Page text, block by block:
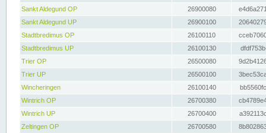
Sankt Aldegund OP
26900080
Sankt Aldegund UP
26900100
Stadtbredimus OP
26100110
Stadtbredimus UP
26100130
Trier OP
26500080
Trier UP
26500100
Wincheringen
26100140
Wintrich OP
26700380
Wintrich UP
26700400
Zeltingen OP
26700580